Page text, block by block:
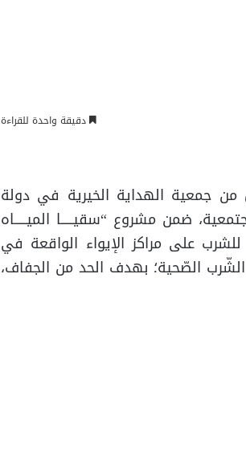
دقيقة واحدة للقراءة
من جمعية الهداية الخيرية في دولة
ضمن مشروع “سقيـــــا الميـــــاه
(10) صهاريج مياه نظيفة للشرب على مراكز الإيواء الواقعة في
60 متر مكعب من مياه الشّرب الصّحية؛ بهدف الحد من الجفاف،